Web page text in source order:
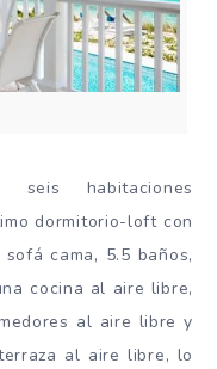
habitaciones
dormitorio-loft con
cama, 5.5 baños,
cocina al aire libre,
al aire libre y
al aire libre, lo